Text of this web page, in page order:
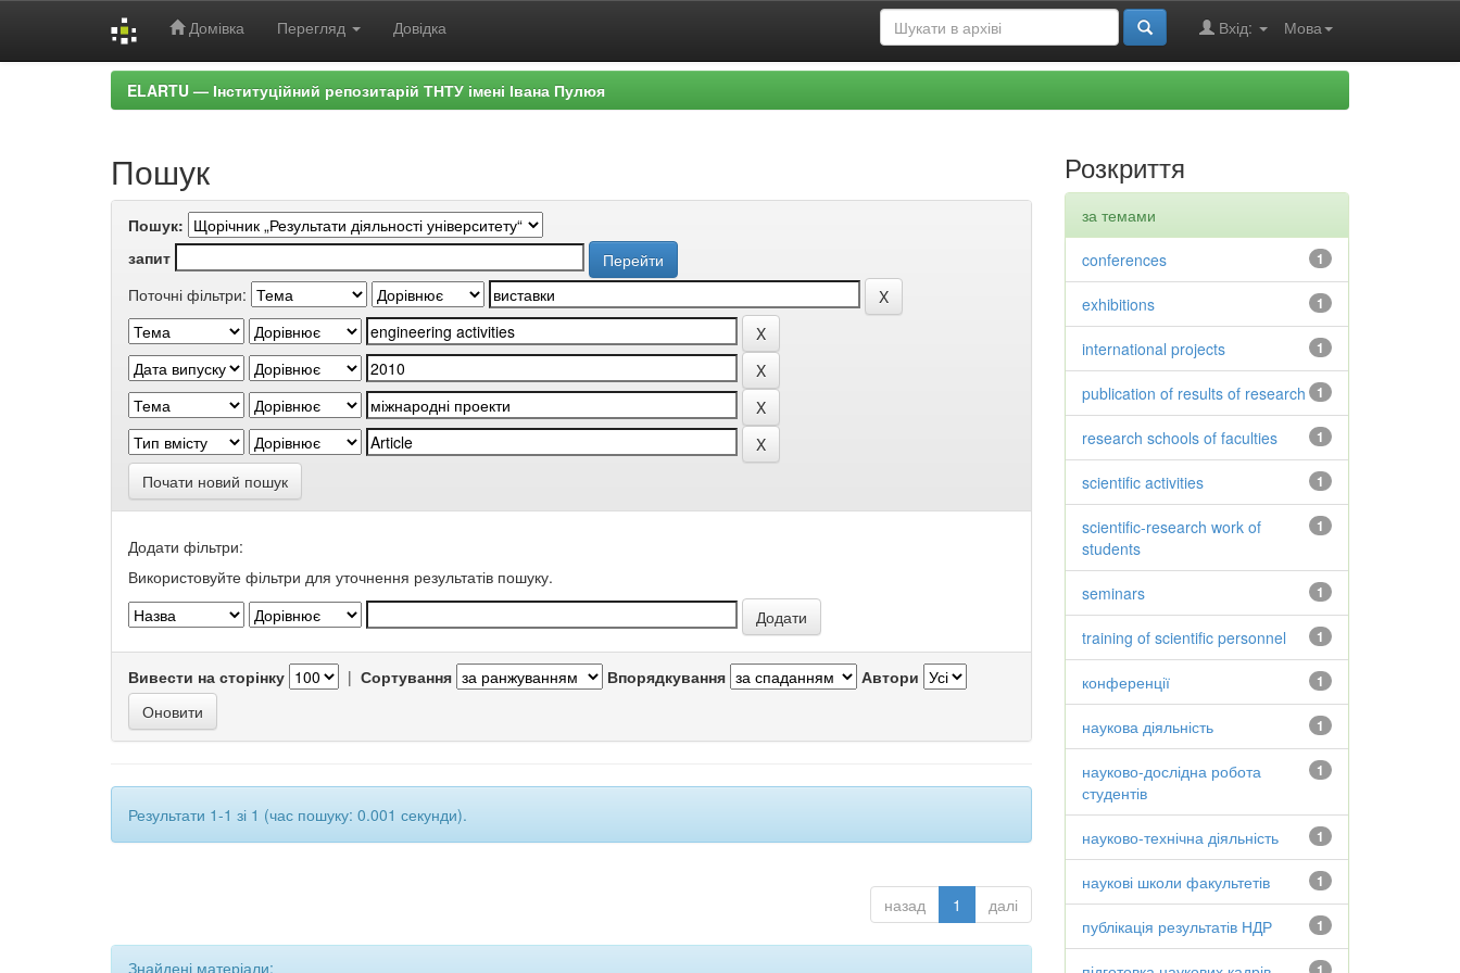
Домівка Перегляд Довідка Мова
Вхід:
ELARTU — Інституційний репозитарій ТНТУ імені Івана Пулюя
Пошук
Пошук:
запит
Поточні фільтри:
Почати новий пошук
Додати фільтри:
Використовуйте фільтри для уточнення результатів пошуку.
Вивести на сторінку | Сортування Впорядкування Автори
Результати 1-1 зі 1 (час пошуку: 0.001 секунди).
назад 1 далі
Знайдені матеріали:
Розкриття
за темами
1
conferences
1
exhibitions
1
international projects
1
publication of results of research
1
research schools of faculties
1
scientific activities
1
scientific-research work of
students
1
seminars
1
training of scientific personnel
1
конференції
1
наукова діяльність
1
науково-дослідна робота
студентів
1
науково-технічна діяльність
1
наукові школи факультетів
1
публікація результатів НДР